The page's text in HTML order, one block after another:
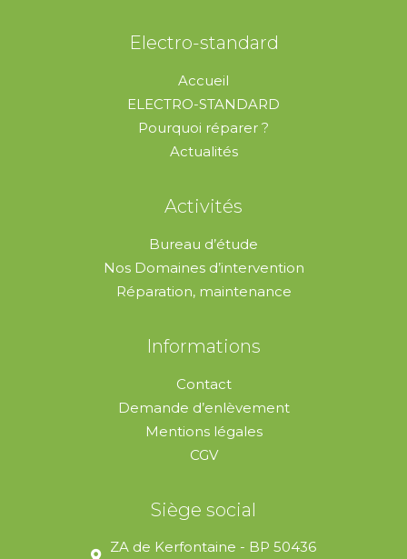
Electro-standard
Accueil
ELECTRO-STANDARD
Pourquoi réparer ?
Actualités
Activités
Bureau d’étude
Nos Domaines d’intervention
Réparation, maintenance
Informations
Contact
Demande d’enlèvement
Mentions légales
CGV
Siège social
ZA de Kerfontaine - BP 50436